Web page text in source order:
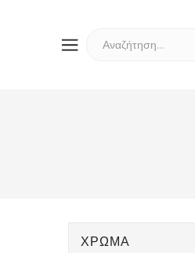
ΧΡΏΜΑ